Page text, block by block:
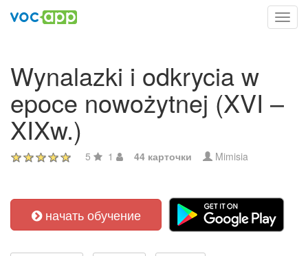
Wynalazki i odkrycia w
epoce nowożytnej (XVI –
XIXw.)
5 1 44 карточки Mimisia
начать обучение